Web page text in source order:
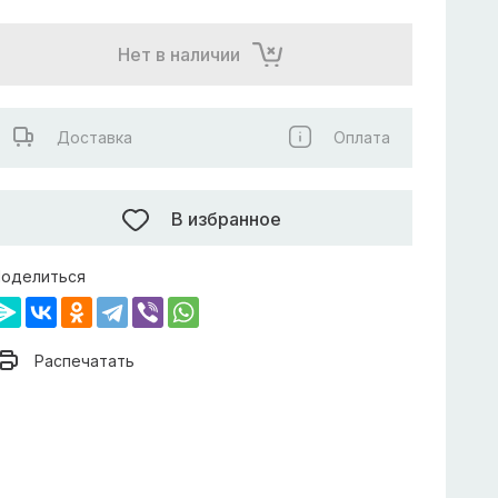
Нет в наличии
В избранное
Доставка Оплата
Распечатать